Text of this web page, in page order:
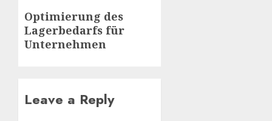
Next
post:
Optimierung des
Lagerbedarfs für
Unternehmen
Leave a Reply